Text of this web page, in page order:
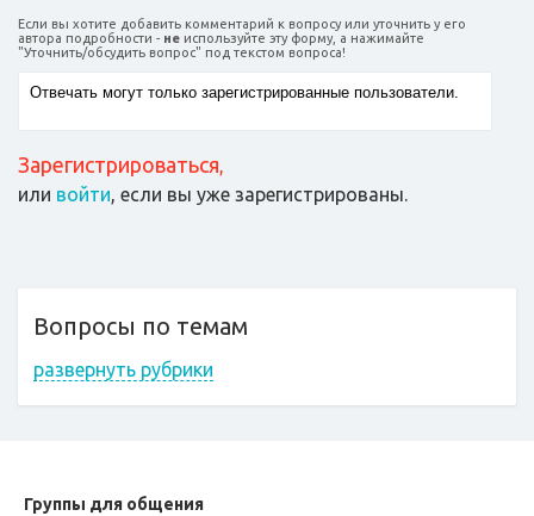
Если вы хотите добавить комментарий к вопросу или уточнить у его
автора подробности - не используйте эту форму, а нажимайте
"Уточнить/обсудить вопрос" под текстом вопроса!
Зарегистрироваться,
или войти, если вы уже зарегистрированы.
Вопросы по темам
развернуть рубрики
Группы для общения